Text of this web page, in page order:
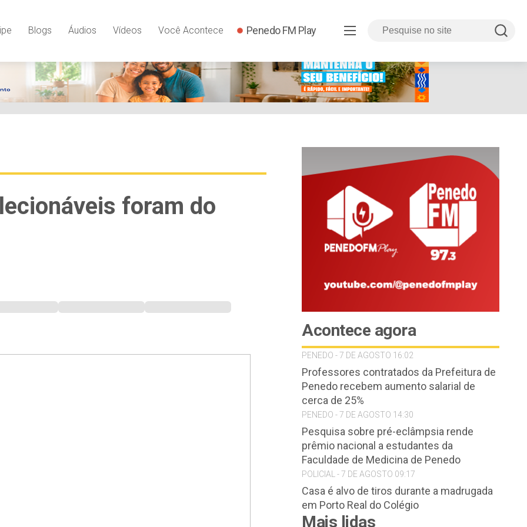
Blogs Áudios Vídeos Você Acontece Penedo FM Play
foram do
Acontece agora
PENEDO - 7 DE AGOSTO 16:02
Professores contratados da Prefeitura de
Penedo recebem aumento salarial de
cerca de 25%
PENEDO - 7 DE AGOSTO 14:30
Pesquisa sobre pré-eclâmpsia rende
prêmio nacional a estudantes da
Faculdade de Medicina de Penedo
POLICIAL - 7 DE AGOSTO 09:17
Casa é alvo de tiros durante a madrugada
em Porto Real do Colégio
Mais lidas